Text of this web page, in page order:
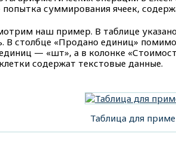
суммирования ячеек,
наш пример. В таблице
В столбце «Продано единиц»
— «шт», а в колонке
содержат текстовые данные.
Таблица для